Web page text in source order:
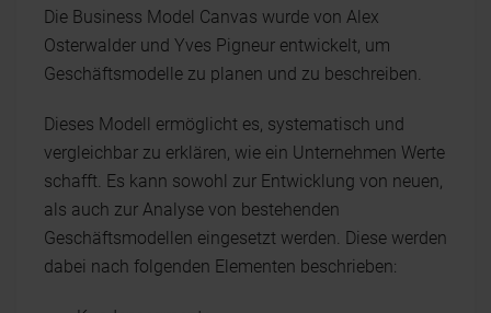
Die Business Model Canvas wurde von Alex
Osterwalder und Yves Pigneur entwickelt, um
Geschäftsmodelle zu planen und zu beschreiben.
Dieses Modell ermöglicht es, systematisch und
vergleichbar zu erklären, wie ein Unternehmen Werte
schafft. Es kann sowohl zur Entwicklung von neuen,
als auch zur Analyse von bestehenden
Geschäftsmodellen eingesetzt werden. Diese werden
dabei nach folgenden Elementen beschrieben: